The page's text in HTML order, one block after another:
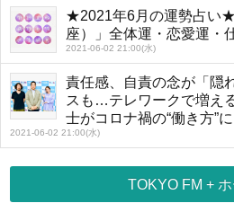
★2021年6月の運勢占い
座）」全体運・恋愛運・
2021-06-02 21:00(水)
責任感、自責の念が「隠
スも…テレワークで増え
士がコロナ禍の“働き方”
2021-06-02 21:00(水)
TOKYO FM +